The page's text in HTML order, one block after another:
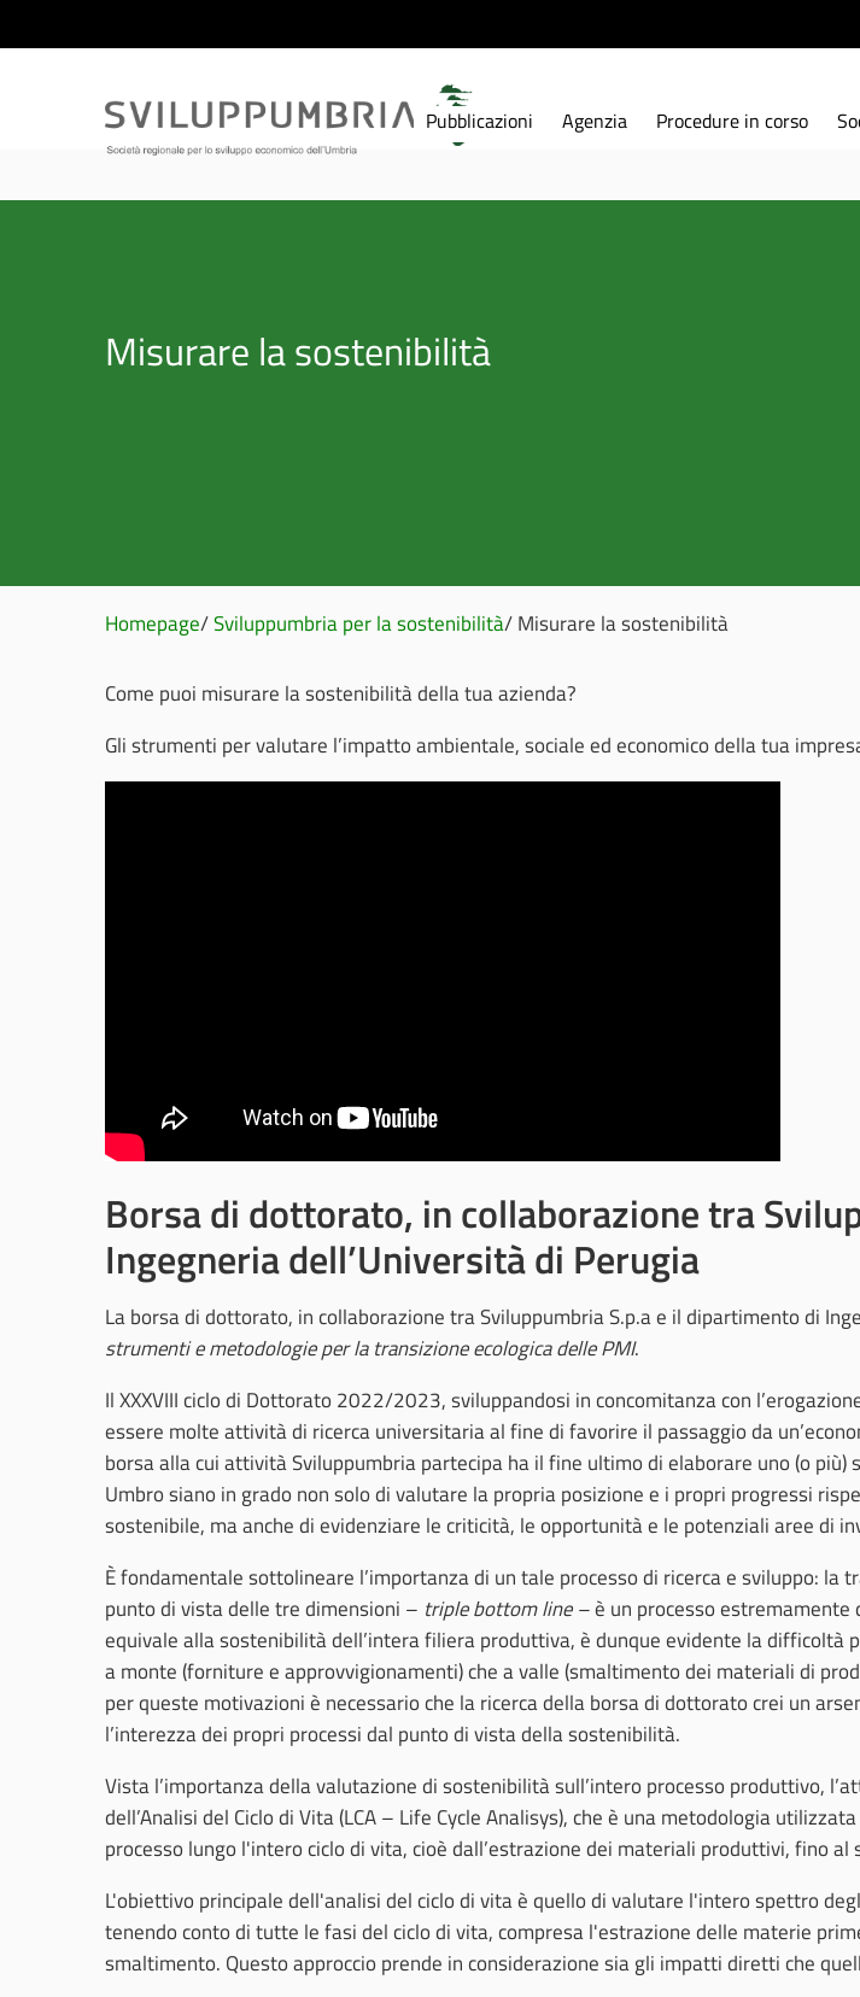
Pubblicazioni Agenzia Procedure in corso
Misurare la sostenibilità
Homepage Sviluppumbria per la sostenibilità Misurare la sostenibilità
Come puoi misurare la sostenibilità della tua azienda?
Gli strumenti per valutare l’impatto ambientale, sociale ed economico della tua
Borsa di dottorato, in collaborazione tra
Ingegneria dell’Università di Perugia
La borsa di dottorato, in collaborazione tra Sviluppumbria S.p.a e il dipartimento di
strumenti e metodologie per la transizione ecologica delle PMI.
Il XXXVIII ciclo di Dottorato 2022/2023, sviluppandosi in concomitanza con
essere molte attività di ricerca universitaria al fine di favorire il passaggio da
borsa alla cui attività Sviluppumbria partecipa ha il fine ultimo di elaborare uno (o
Umbro siano in grado non solo di valutare la propria posizione e i propri progressi
sostenibile, ma anche di evidenziare le criticità, le opportunità e le potenziali aree di
È fondamentale sottolineare l’importanza di un tale processo di ricerca e sviluppo:
punto di vista delle tre dimensioni – triple bottom line –è un processo
equivale alla sostenibilità dell’intera filiera produttiva, è dunque evidente la
a monte (forniture e approvvigionamenti) che a valle (smaltimento dei materiali di
per queste motivazioni è necessario che la ricerca della borsa di dottorato crei un
l’interezza dei propri processi dal punto di vista della sostenibilità.
Vista l’importanza della valutazione di sostenibilità sull’intero processo produttivo,
dell’Analisi del Ciclo di Vita (LCA – Life Cycle Analisys), che è una metodologia
processo lungo l'intero ciclo di vita, cioè dall’estrazione dei materiali produttivi, fino
L'obiettivo principale dell'analisi del ciclo di vita è quello di valutare l'intero spettro
tenendo conto di tutte le fasi del ciclo di vita, compresa l'estrazione delle materie
smaltimento. Questo approccio prende in considerazione sia gli impatti diretti che